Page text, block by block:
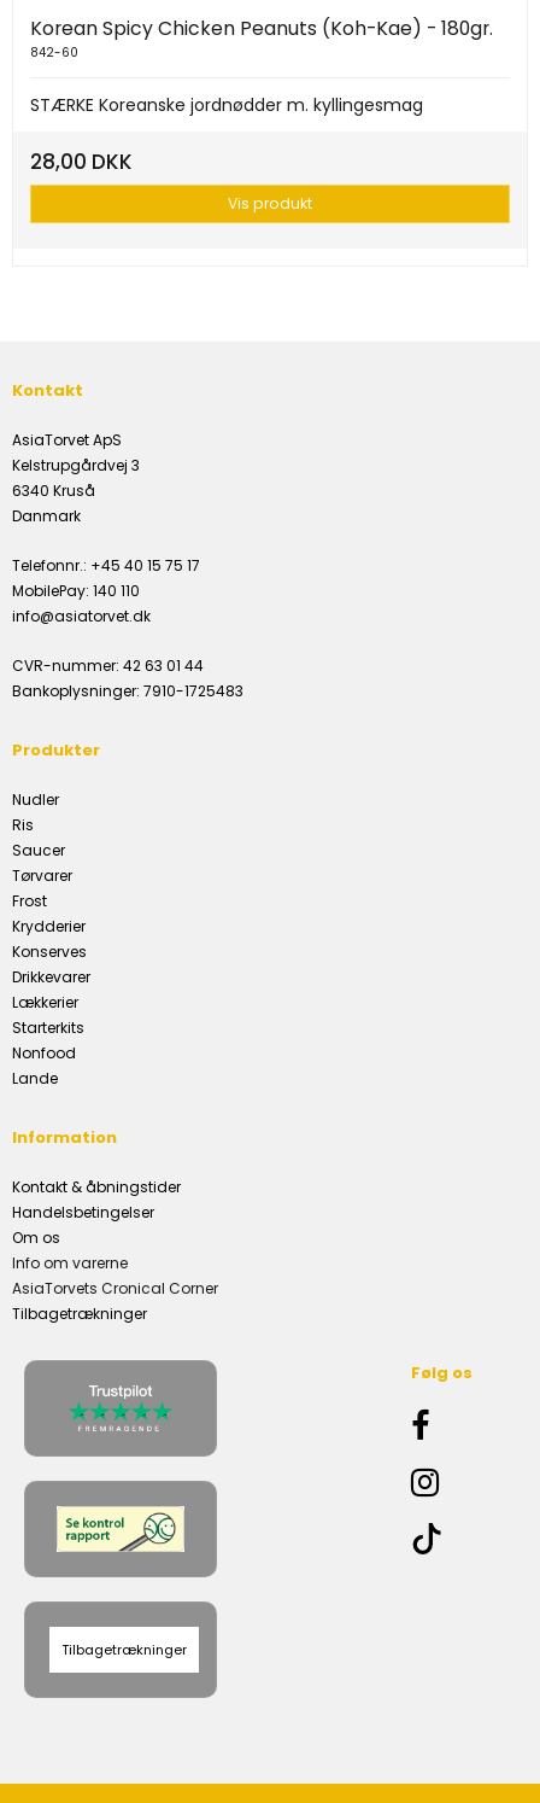
Korean Spicy Chicken Peanuts (Koh-Kae) - 180gr.
842-60
STÆRKE Koreanske jordnødder m. kyllingesmag
28,00 DKK
Vis produkt
Kontakt
AsiaTorvet ApS
Kelstrupgårdvej 3
6340 Kruså
Danmark
Telefonnr.: +45 40 15 75 17
MobilePay: 140 110
info@asiatorvet.dk
CVR-nummer: 42 63 01 44
Bankoplysninger: 7910-1725483
Produkter
Nudler
Ris
Saucer
Tørvarer
Frost
Krydderier
Konserves
Drikkevarer
Lækkerier
Starterkits
Nonfood
Lande
Information
Kontakt & åbningstider
Handelsbetingelser
Om os
Info om varerne
AsiaTorvets Cronical Corner
Tilbagetrækninger
Tilbagetrækninger
Følg os